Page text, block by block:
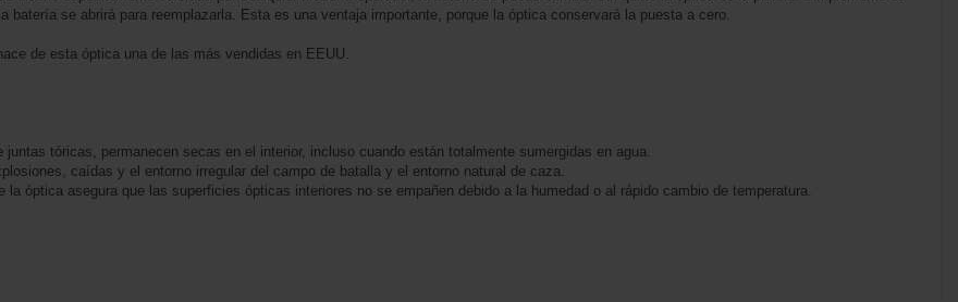
se abrirá para reemplazarla. Esta es una ventaja importante, porque la óptica conservará la puesta a cero.
de esta óptica una de las más vendidas en EEUU.
tóricas, permanecen secas en el interior, incluso cuando están totalmente sumergidas en agua.
caídas y el entorno irregular del campo de batalla y el entorno natural de caza.
óptica asegura que las superficies ópticas interiores no se empañen debido a la humedad o al rápido cambio de temperatura.